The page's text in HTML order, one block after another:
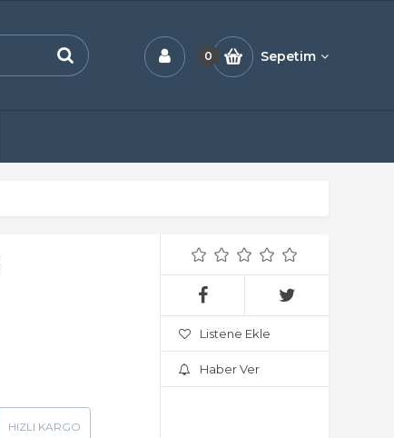
0 Sepetim
Listene Ekle
Haber Ver